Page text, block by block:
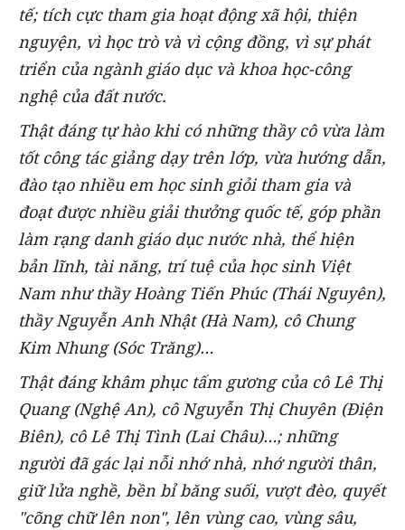
tế; tích cực tham gia hoạt động xã hội, thiện
nguyện, vì học trò và vì cộng đồng, vì sự phát
triển của ngành giáo dục và khoa học-công
nghệ của đất nước.
Thật đáng tự hào khi có những thầy cô vừa làm
tốt công tác giảng dạy trên lớp, vừa hướng dẫn,
đào tạo nhiều em học sinh giỏi tham gia và
đoạt được nhiều giải thưởng quốc tế, góp phần
làm rạng danh giáo dục nước nhà, thể hiện
bản lĩnh, tài năng, trí tuệ của học sinh Việt
Nam như thầy Hoàng Tiến Phúc (Thái Nguyên),
thầy Nguyễn Anh Nhật (Hà Nam), cô Chung
Kim Nhung (Sóc Trăng)…
Thật đáng khâm phục tấm gương của cô Lê Thị
Quang (Nghệ An), cô Nguyễn Thị Chuyên (Điện
Biên), cô Lê Thị Tình (Lai Châu)…; những
người đã gác lại nỗi nhớ nhà, nhớ người thân,
giữ lửa nghề, bền bỉ băng suối, vượt đèo, quyết
"cõng chữ lên non", lên vùng cao, vùng sâu,